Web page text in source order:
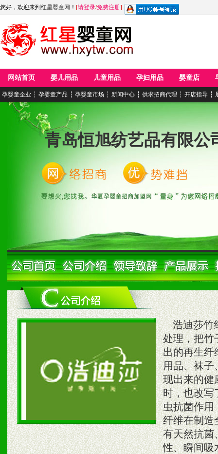
您好，欢迎来到 红星婴童网 ！ [请登录/免费注册]
网站首页 婴儿用品 儿童用品 孕妇用品 婴童店
孕婴童企业 ┆ 孕婴童产品 ┆ 孕婴童市场 ┆ 新闻中心 ┆ 供求招商代理 ┆ 开店指导 ┆
青岛恒旭纺艺品有限公
浩迪莎竹
处理，把竹
出的再生纤
用品、袜子
现出来的健
时，也改写
虫抗菌作用
纤维在制造
有天然抗菌
性、瞬间吸